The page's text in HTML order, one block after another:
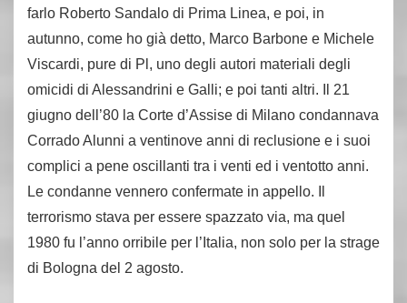
farlo Roberto Sandalo di Prima Linea, e poi, in
autunno, come ho già detto, Marco Barbone e Michele
Viscardi, pure di Pl, uno degli autori materiali degli
omicidi di Alessandrini e Galli; e poi tanti altri. Il 21
giugno dell’80 la Corte d’Assise di Milano condannava
Corrado Alunni a ventinove anni di reclusione e i suoi
complici a pene oscillanti tra i venti ed i ventotto anni.
Le condanne vennero confermate in appello. Il
terrorismo stava per essere spazzato via, ma quel
1980 fu l’anno orribile per l’Italia, non solo per la strage
di Bologna del 2 agosto.